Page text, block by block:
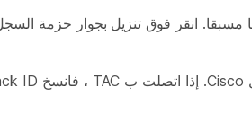
مسبقا. انقر فوق تنزيل بجوار حزمة السجل